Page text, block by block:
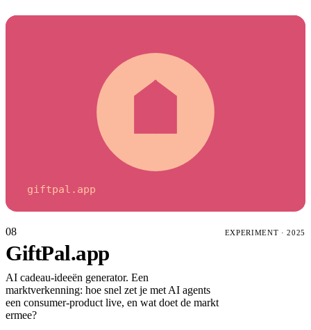
giftpal.app
08 EXPERIMENT ·2025
GiftPal.app
AI cadeau-ideeën generator. Een
marktverkenning: hoe snel zet je met AI agents
een consumer-product live, en wat doet de markt
ermee?